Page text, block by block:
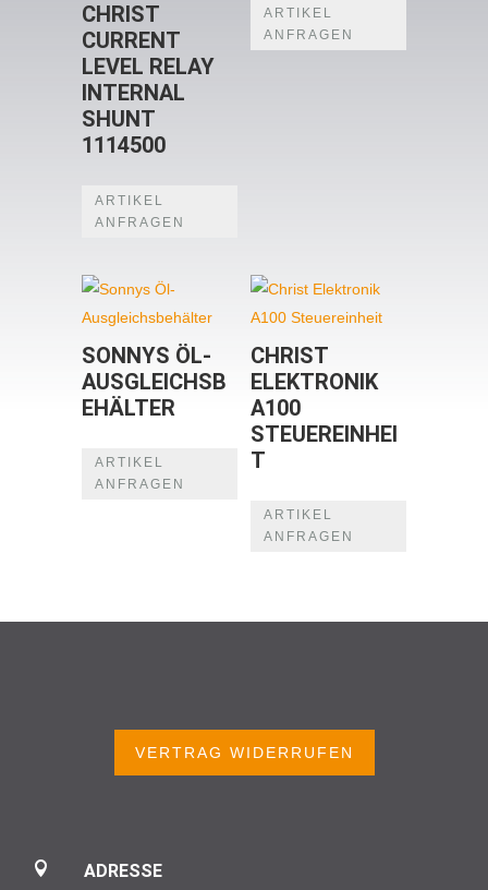
CHRIST
CURRENT
LEVEL RELAY
INTERNAL
SHUNT
1114500
ARTIKEL
ANFRAGEN
ARTIKEL
ANFRAGEN
SONNYS ÖL-
AUSGLEICHSB
EHÄLTER
ARTIKEL
ANFRAGEN
CHRIST
ELEKTRONIK
A100
STEUEREINHEI
T
ARTIKEL
ANFRAGEN
VERTRAG WIDERRUFEN
 ADRESSE